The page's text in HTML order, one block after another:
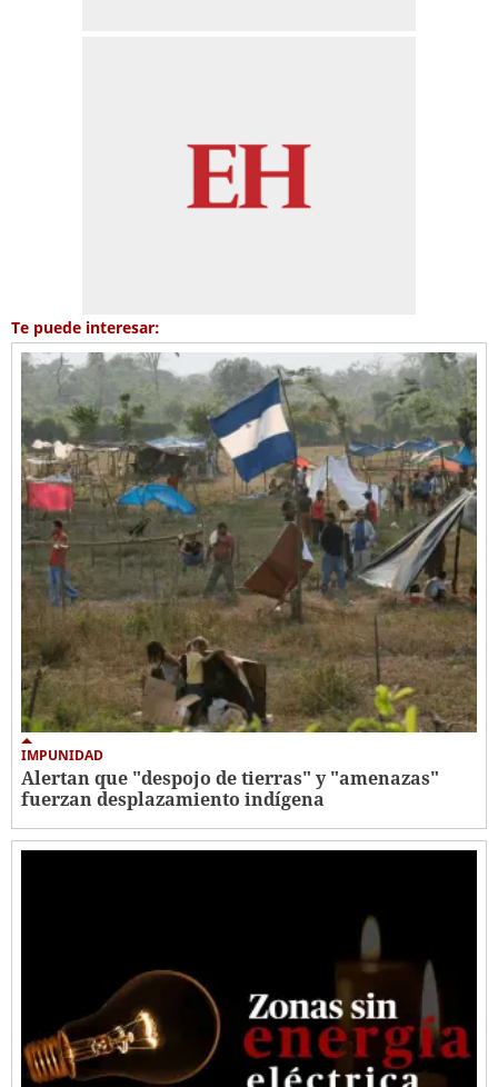
Te puede interesar:
IMPUNIDAD
Alertan que "despojo de tierras" y "amenazas"
fuerzan desplazamiento indígena